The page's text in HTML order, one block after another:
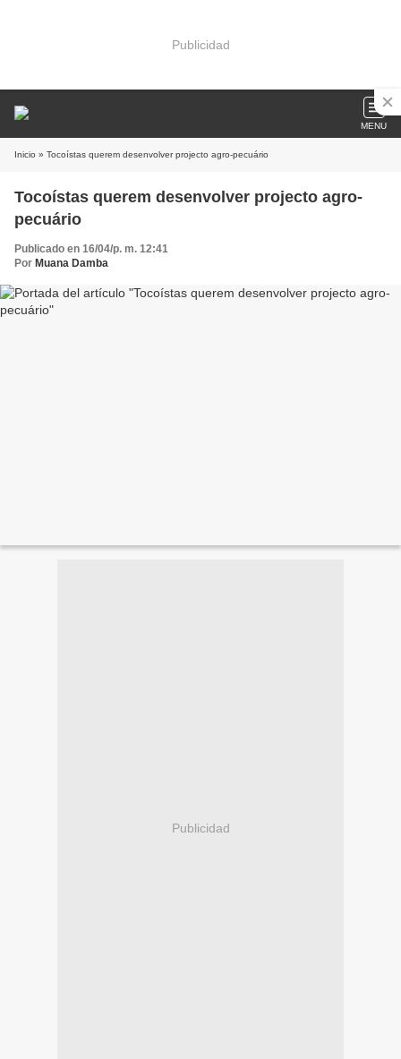
Publicidad
MENU
Inicio » Tocoístas querem desenvolver projecto agro-pecuário
Tocoístas querem desenvolver projecto agro-
pecuário
Publicado en 16/04/p. m. 12:41
Por Muana Damba
Publicidad